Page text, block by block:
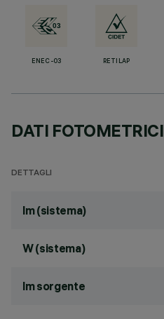
ENEC-03 RETILAP
DATI FOTOMETRICI
DETTAGLI
lm (sistema)
W (sistema)
lm sorgente